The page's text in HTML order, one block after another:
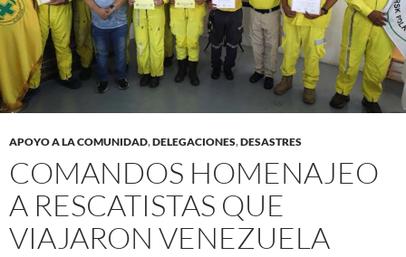
APOYO A LA COMUNIDAD,DELEGACIONES,DESASTRES
COMANDOS HOMENAJEO
A RESCATISTAS QUE
VIAJARON VENEZUELA